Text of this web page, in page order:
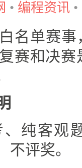
• 编程资讯 •
名单赛
赛和决
纯客观
不评奖。